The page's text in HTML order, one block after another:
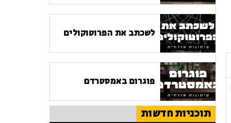
לשכתב את הפרוטוקולים
פוגרום באמסטרדם
תוכניות חדשות